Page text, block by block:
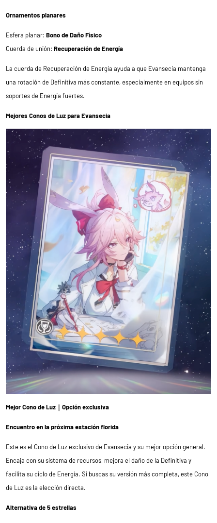
Ornamentos planares
Esfera planar: Bono de Daño Físico
Cuerda de unión: Recuperación de Energía
La cuerda de Recuperación de Energía ayuda a que Evansecia mantenga
una rotación de Definitiva más constante, especialmente en equipos sin
soportes de Energía fuertes.
Mejores Conos de Luz para Evansecia
Mejor Cono de Luz｜Opción exclusiva
Encuentro en la próxima estación florida
Este es el Cono de Luz exclusivo de Evansecia y su mejor opción general.
Encaja con su sistema de recursos, mejora el daño de la Definitiva y
facilita su ciclo de Energía. Si buscas su versión más completa, este Cono
de Luz es la elección directa.
Alternativa de 5 estrellas